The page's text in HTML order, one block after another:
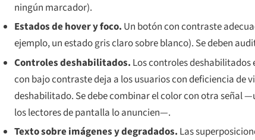
ningún marcador).
Estados de hover y foco. Un botón con contraste
ejemplo, un estado gris claro sobre blanco). Se deben
Controles deshabilitados. Los controles
con bajo contraste deja a los usuarios con deficiencia de
deshabilitado. Se debe combinar el color con otra señal
los lectores de pantalla lo anuncien—.
Texto sobre imágenes y degradados. Las